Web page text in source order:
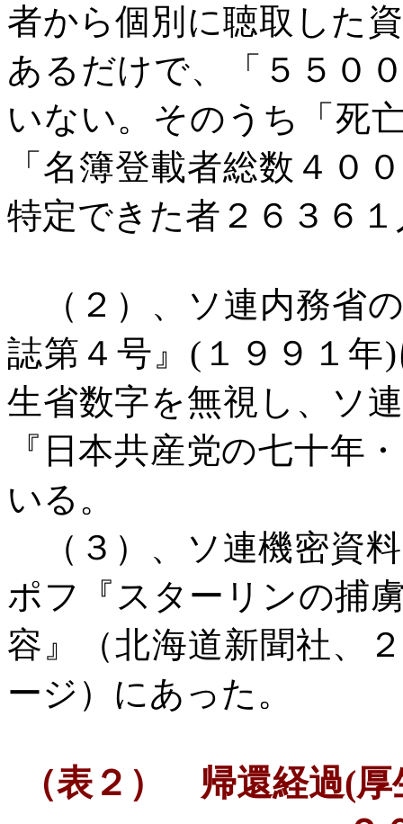
者から個別に聴取した
あるだけで、「５５０
いない。そのうち「死
「名簿登載者総数４０
特定できた者２６３６
（２）、ソ連内務省
誌第４号』 ( １９９１年)
生省数字を無視し、ソ
『日本共産党の七十年
いる。
（３）、ソ連機密資
ポフ『スターリンの捕
容』（北海道新聞社、
ージ）にあった。
（表２） 帰還経過(厚